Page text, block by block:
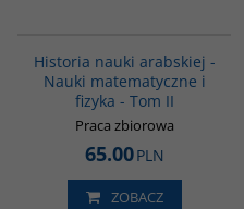
Historia nauki arabskiej -
Nauki matematyczne i
fizyka - Tom II
Praca zbiorowa
65.00PLN
ZOBACZ